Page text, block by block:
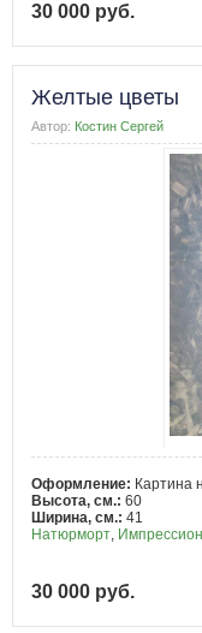
30 000 руб.
Желтые цветы
Автор: Костин Сергей
Оформление: Картина
Высота, см.: 60
Ширина, см.: 41
Натюрморт,
30 000 руб.